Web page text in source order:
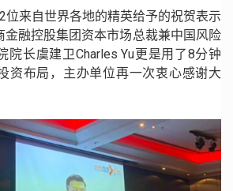
位来自世界各地的精英给予的祝贺表示
金融控股集团资本市场总裁兼中国风险
院长虞建卫Charles Yu更是用了8分钟
资布局，主办单位再一次衷心感谢大